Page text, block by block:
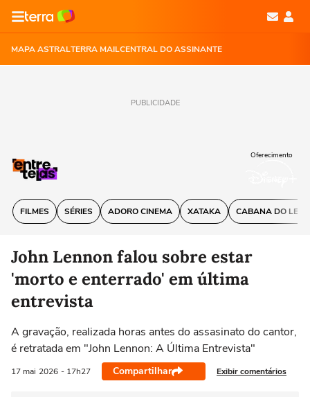
MAPA ASTRALTERRA MAILCENTRAL DO ASSINANTE
PUBLICIDADE
FILMES SÉRIES ADORO CINEMA XATAKA CABANA DO
Oferecimento
John Lennon falou sobre estar
'morto e enterrado' em última
entrevista
A gravação, realizada horas antes do assasinato do cantor,
é retratada em "John Lennon: A Última Entrevista"
17 mai 2026 - 17h27 Compartilhar Exibir comentários